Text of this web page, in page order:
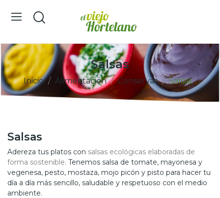
Salsas
Inicio Alimentación Conservas Salsas
Salsas
Adereza tus platos con salsas ecológicas elaboradas de
forma sostenible. Tenemos salsa de tomate, mayonesa y
vegenesa, pesto, mostaza, mojo picón y pisto para hacer tu
día a día más sencillo, saludable y respetuoso con el medio
ambiente.